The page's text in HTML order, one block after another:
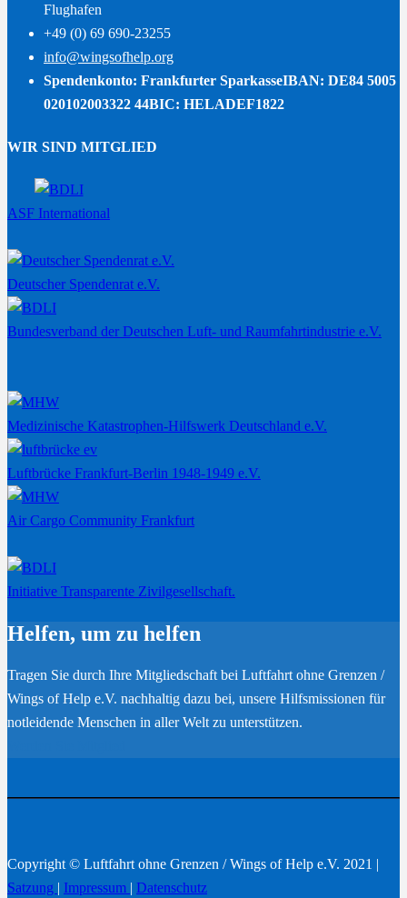
Flughafen
+49 (0) 69 690-23255
info@wingsofhelp.org
Spendenkonto: Frankfurter SparkasseIBAN: DE84 5005
020102003322 44BIC: HELADEF1822
WIR SIND MITGLIED
ASF International
Deutscher Spendenrat e.V.
Bundesverband der Deutschen Luft- und Raumfahrtindustrie e.V.
Medizinische Katastrophen-Hilfswerk Deutschland e.V.
Luftbrücke Frankfurt-Berlin 1948-1949 e.V.
Air Cargo Community Frankfurt
Initiative Transparente Zivilgesellschaft.
Helfen, um zu helfen
Tragen Sie durch Ihre Mitgliedschaft bei Luftfahrt ohne Grenzen /
Wings of Help e.V. nachhaltig dazu bei, unsere Hilfsmissionen für
notleidende Menschen in aller Welt zu unterstützen.
Copyright © Luftfahrt ohne Grenzen / Wings of Help e.V. 2021 |
Satzung | Impressum | Datenschutz